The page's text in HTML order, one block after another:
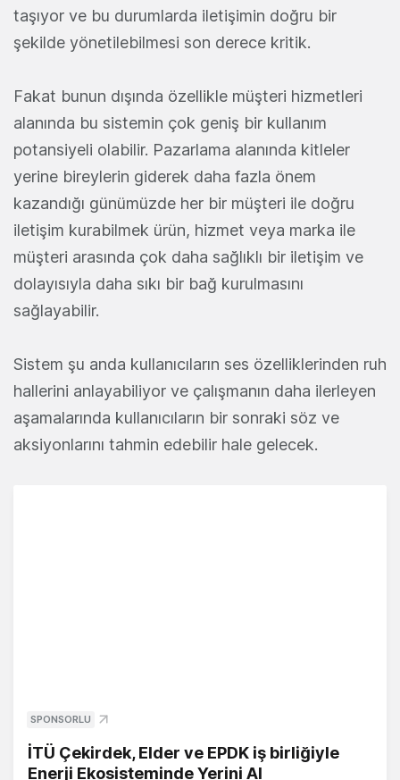
taşıyor ve bu durumlarda iletişimin doğru bir
şekilde yönetilebilmesi son derece kritik.
Fakat bunun dışında özellikle müşteri hizmetleri
alanında bu sistemin çok geniş bir kullanım
potansiyeli olabilir. Pazarlama alanında kitleler
yerine bireylerin giderek daha fazla önem
kazandığı günümüzde her bir müşteri ile doğru
iletişim kurabilmek ürün, hizmet veya marka ile
müşteri arasında çok daha sağlıklı bir iletişim ve
dolayısıyla daha sıkı bir bağ kurulmasını
sağlayabilir.
Sistem şu anda kullanıcıların ses özelliklerinden ruh
hallerini anlayabiliyor ve çalışmanın daha ilerleyen
aşamalarında kullanıcıların bir sonraki söz ve
aksiyonlarını tahmin edebilir hale gelecek.
SPONSORLU
İTÜ Çekirdek, Elder ve EPDK iş birliğiyle
Enerji Ekosisteminde Yerini Al